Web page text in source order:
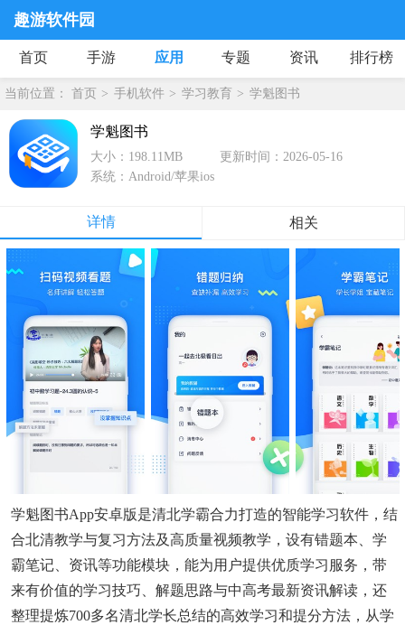
趣游软件园
首页 手游 应用 专题 资讯 排行榜
当前位置： 首页 手机软件 学习教育 学魁图书
学魁图书
大小：198.11MB
更新时间：2026-05-16
系统：Android/苹果ios
详情 相关
学魁图书app安卓版是清北学霸合力打造的智能学习软件，结
合北清教学与复习方法及高质量视频教学，设有错题本、学
霸笔记、资讯等功能模块，能为用户提供优质学习服务，带
来有价值的学习技巧、解题思路与中高考最新资讯解读，还
整理提炼700多名清北学长总结的高效学习和提分方法，从学